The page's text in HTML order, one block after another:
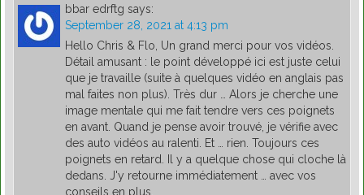
bbar edrftg says:
September 28, 2021 at 4:13 pm
Hello Chris & Flo, Un grand merci pour vos vidéos.
Détail amusant : le point développé ici est juste celui
que je travaille (suite à quelques vidéo en anglais pas
mal faites non plus). Très dur … Alors je cherche une
image mentale qui me fait tendre vers ces poignets
en avant. Quand je pense avoir trouvé, je vérifie avec
des auto vidéos au ralenti. Et … rien. Toujours ces
poignets en retard. Il y a quelque chose qui cloche là
dedans. J'y retourne immédiatement … avec vos
conseils en plus.